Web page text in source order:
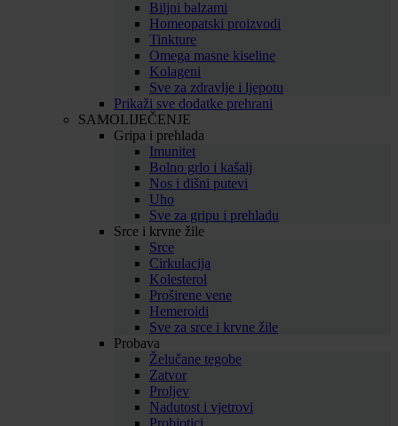
Biljni balzami
Homeopatski proizvodi
Tinkture
Omega masne kiseline
Kolageni
Sve za zdravlje i ljepotu
Prikaži sve dodatke prehrani
SAMOLIJEČENJE
Gripa i prehlada
Imunitet
Bolno grlo i kašalj
Nos i dišni putevi
Uho
Sve za gripu i prehladu
Srce i krvne žile
Srce
Cirkulacija
Kolesterol
Proširene vene
Hemeroidi
Sve za srce i krvne žile
Probava
Želučane tegobe
Zatvor
Proljev
Nadutost i vjetrovi
Probiotici